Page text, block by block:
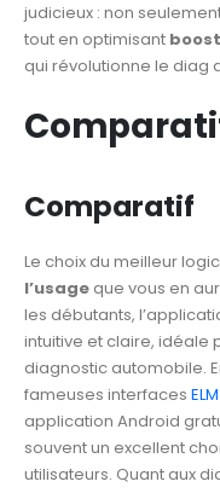
judicieux : non
tout en optimisant
qui révolutionne le diag
Comparatif
Le choix du meilleur
l’usage que vous en
les débutants,
intuitive et claire, idéale
diagnostic automobile.
fameuses interfaces
application Android
souvent un excellent
utilisateurs. Quant aux